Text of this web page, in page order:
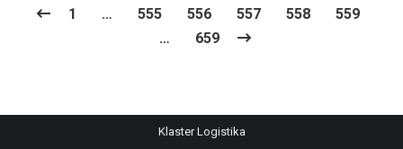
1 … 555 556 557 558
559
…
659
Klaster Logistika